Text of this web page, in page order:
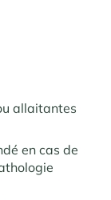
allaitantes
en cas de